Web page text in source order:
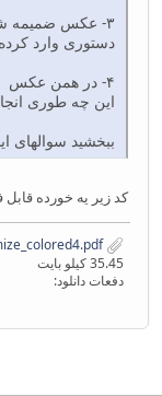
۳- عکس ضمیمه
دستوری وارد
این چه طوری
ببخشید سوالهای
کد زیر یه خورده
itemize_colored4.pdf
35.45 کیلو بایت
دفعات دانلود: